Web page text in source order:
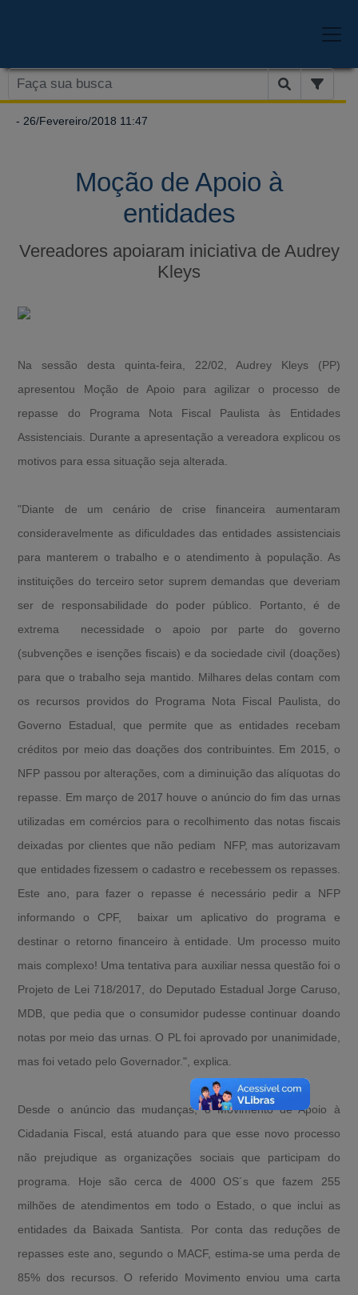
- 26/Fevereiro/2018 11:47
Moção de Apoio à
entidades
Vereadores apoiaram iniciativa de Audrey
Kleys
Na sessão desta quinta-feira, 22/02, Audrey Kleys (PP)
apresentou Moção de Apoio para agilizar o processo de
repasse do Programa Nota Fiscal Paulista às Entidades
Assistenciais. Durante a apresentação a vereadora explicou os
motivos para essa situação seja alterada.
"Diante de um cenário de crise financeira aumentaram
consideravelmente as dificuldades das entidades assistenciais
para manterem o trabalho e o atendimento à população. As
instituições do terceiro setor suprem demandas que deveriam
ser de responsabilidade do poder público. Portanto, é de
extrema necessidade o apoio por parte do governo
(subvenções e isenções fiscais) e da sociedade civil (doações)
para que o trabalho seja mantido. Milhares delas contam com
os recursos providos do Programa Nota Fiscal Paulista, do
Governo Estadual, que permite que as entidades recebam
créditos por meio das doações dos contribuintes. Em 2015, o
NFP passou por alterações, com a diminuição das alíquotas do
repasse. Em março de 2017 houve o anúncio do fim das urnas
utilizadas em comércios para o recolhimento das notas fiscais
deixadas por clientes que não pediam NFP, mas autorizavam
que entidades fizessem o cadastro e recebessem os repasses.
Este ano, para fazer o repasse é necessário pedir a NFP
informando o CPF, baixar um aplicativo do programa e
destinar o retorno financeiro à entidade. Um processo muito
mais complexo! Uma tentativa para auxiliar nessa questão foi o
Projeto de Lei 718/2017, do Deputado Estadual Jorge Caruso,
MDB, que pedia que o consumidor pudesse continuar doando
notas por meio das urnas. O PL foi aprovado por unanimidade,
mas foi vetado pelo Governador.", explica.
Desde o anúncio das mudanças, o Movimento de Apoio à
Cidadania Fiscal, está atuando para que esse novo processo
não prejudique as organizações sociais que participam do
programa. Hoje são cerca de 4000 OS´s que fazem 255
milhões de atendimentos em todo o Estado, o que inclui as
entidades da Baixada Santista. Por conta das reduções de
repasses este ano, segundo o MACF, estima-se uma perda de
85% dos recursos. O referido Movimento enviou uma carta